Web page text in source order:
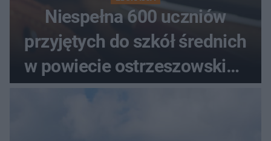
Niespełna 600 uczniów
przyjętych do szkół średnich
w powiecie ostrzeszowskim.
Które kierunki wybierali